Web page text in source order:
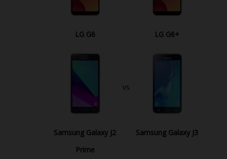
LG G6 LG G6+
Samsung Galaxy J2
Prime
vs
Samsung Galaxy J3